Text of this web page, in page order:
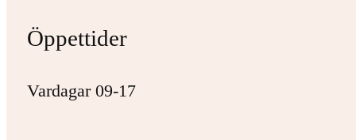
Öppettider
Vardagar 09-17